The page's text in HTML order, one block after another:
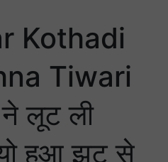
Kothadi
Tiwari
लूट ली
हुआ झट से